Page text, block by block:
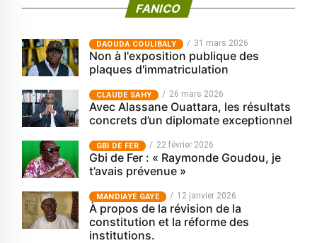
FANICO
‎DAOUDA COULIBALY 31 mars 2026
Non à l'exposition publique des
plaques d'immatriculation
CLAUDE SAHY 26 mars 2026
Avec Alassane Ouattara, les résultats
concrets d’un diplomate exceptionnel
GBI DE FER 22 février 2026
Gbi de Fer : « Raymonde Goudou, je
t’avais prévenue »
MANDIAYE GAYE 12 janvier 2026
À propos de la révision de la
constitution et la réforme des
institutions.